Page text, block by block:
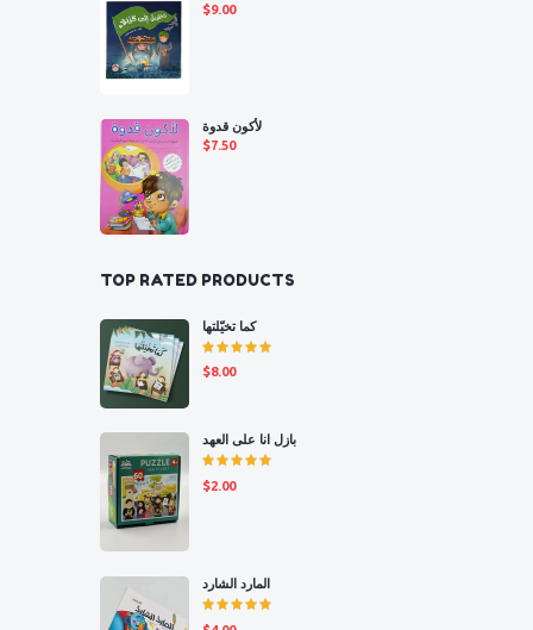
$9.00
لأكون قدوة
$7.50
TOP RATED PRODUCTS
كما تخيّلتها
Rated
5.00out
$8.00
بازل انا على العهد
5.00out
$2.00
المارد الشارد